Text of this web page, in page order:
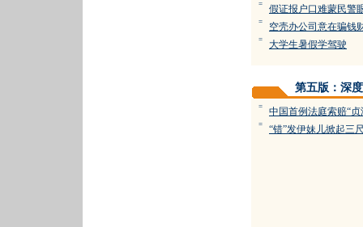
= 假证报户口难蒙民警
= 空壳办公司意在骗钱
= 大学生暑假学驾驶
第五版：深度
= 中国首例法庭索赔“贞
= “错”发伊妹儿掀起三